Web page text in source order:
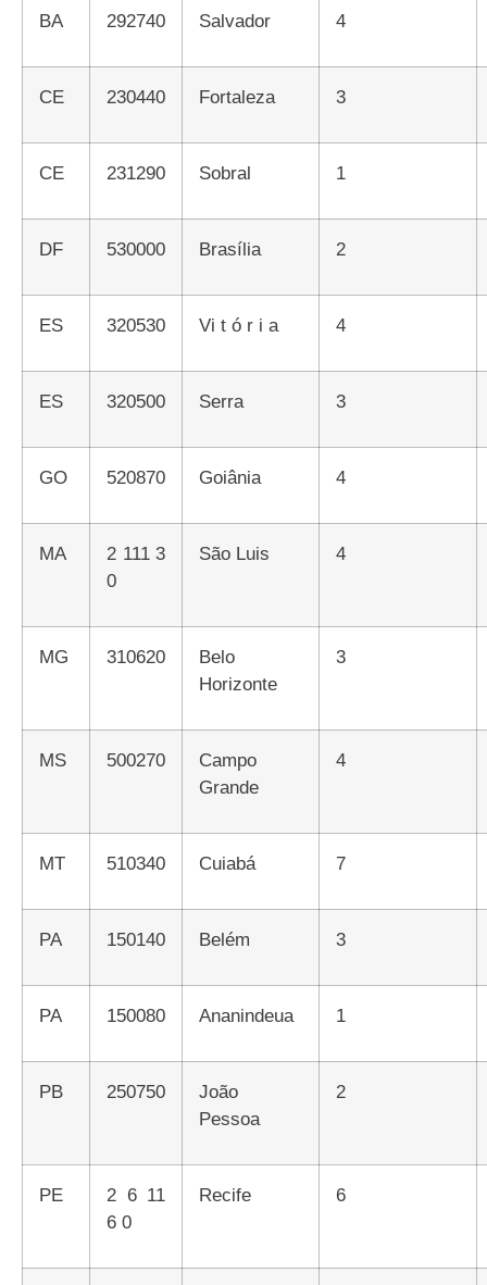
BA 292740 Salvador 4
CE 230440 Fortaleza 3
CE 231290 Sobral 1
DF 530000 Brasília 2
ES 320530 Vi t ó r i a 4
ES 320500 Serra 3
GO 520870 Goiânia 4
MA
2 111 3
0
São Luis 4
MG 310620
Belo
Horizonte
3
MS 500270
Campo
Grande
4
MT 510340 Cuiabá 7
PA 150140 Belém 3
PA 150080 Ananindeua 1
PB 250750
João
Pessoa
2
PE
2 6 11
6 0
Recife 6